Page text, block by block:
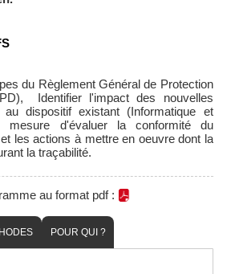
du Règlement Général de Protection
Identifier l'impact des nouvelles
dispositif existant (Informatique et
mesure d'évaluer la conformité du
les actions à mettre en oeuvre dont la
la traçabilité.
au format pdf :
POUR QUI ?